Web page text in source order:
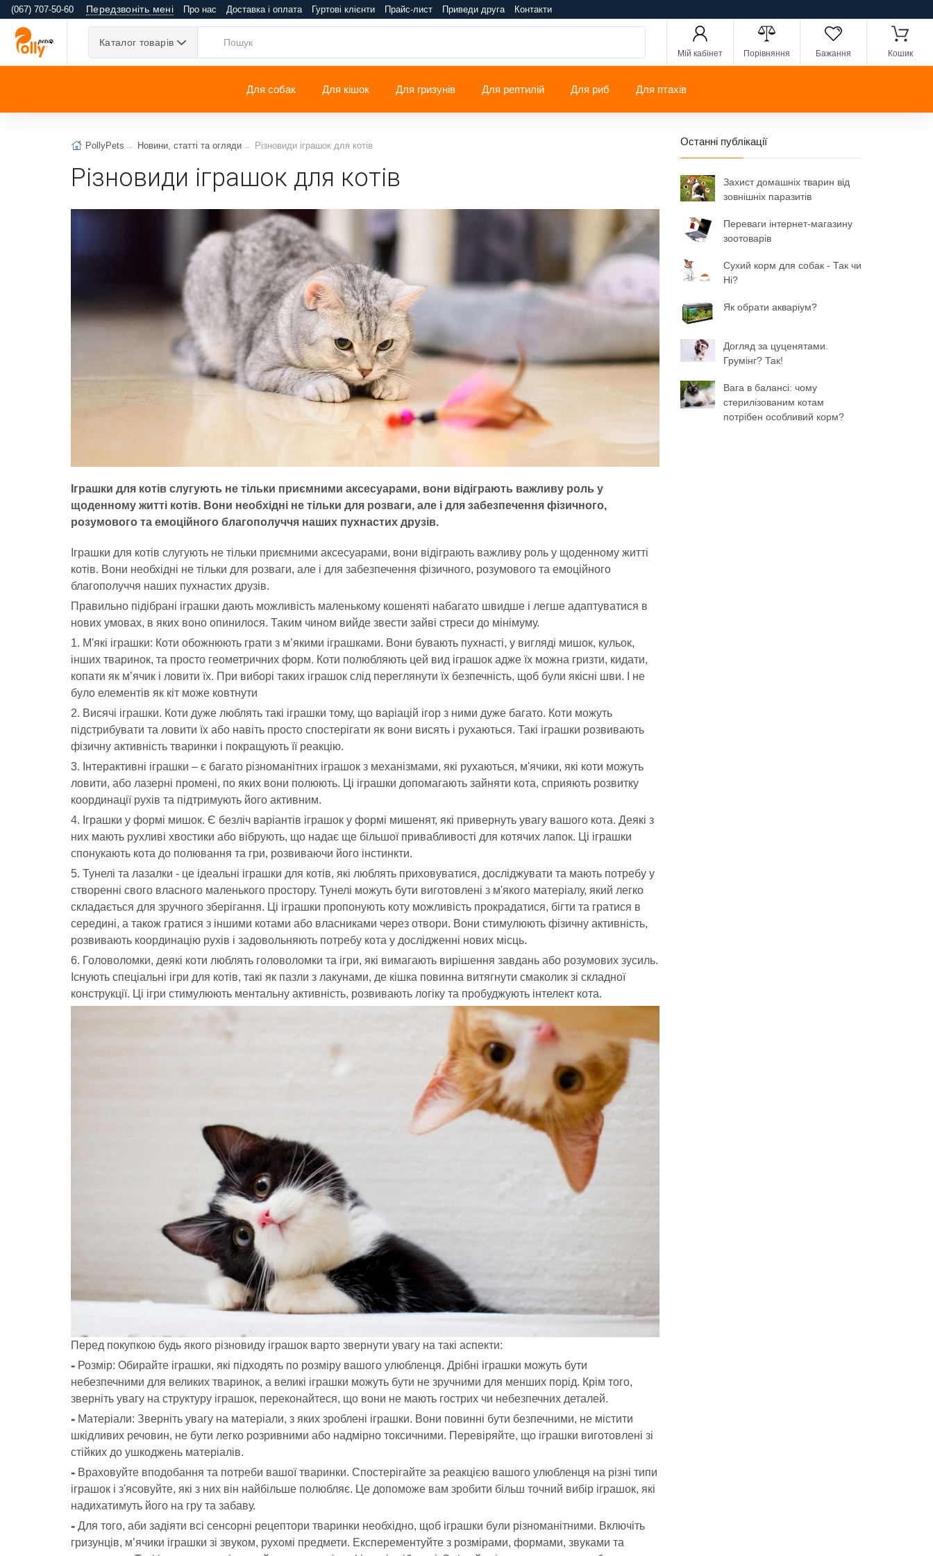
(067) 707-50-60 Передзвоніть мені Про нас Доставка і оплата Гуртові клієнти Прайс-лист Приведи друга Контакти
Каталог товарів
Мій кабінет Порівняння Бажання Кошик
Для собак Для кішок Для гризунів Для рептилій Для риб Для птахів
PollyPets Новини, статті та огляди Різновиди іграшок для котів
Різновиди іграшок для котів
Іграшки для котів слугують не тільки приємними аксесуарами, вони відіграють важливу роль у
щоденному житті котів. Вони необхідні не тільки для розваги, але і для забезпечення фізичного,
розумового та емоційного благополуччя наших пухнастих друзів.
Іграшки для котів слугують не тільки приємними аксесуарами, вони відіграють важливу роль у щоденному житті
котів. Вони необхідні не тільки для розваги, але і для забезпечення фізичного, розумового та емоційного
благополуччя наших пухнастих друзів.
Правильно підібрані іграшки дають можливість маленькому кошеняті набагато швидше і легше адаптуватися в
нових умовах, в яких воно опинилося. Таким чином вийде звести зайві стреси до мінімуму.
1. М'які іграшки: Коти обожнюють грати з м’якими іграшками. Вони бувають пухнасті, у вигляді мишок, кульок,
інших тваринок, та просто геометричних форм. Коти полюбляють цей вид іграшок адже їх можна гризти, кидати,
копати як м’ячик і ловити їх. При виборі таких іграшок слід переглянути їх безпечність, щоб були якісні шви. І не
було елементів як кіт може ковтнути
2. Висячі іграшки. Коти дуже люблять такі іграшки тому, що варіацій ігор з ними дуже багато. Коти можуть
підстрибувати та ловити їх або навіть просто спостерігати як вони висять і рухаються. Такі іграшки розвивають
фізичну активність тваринки і покращують її реакцію.
3. Інтерактивні іграшки – є багато різноманітних іграшок з механізмами, які рухаються, м'ячики, які коти можуть
ловити, або лазерні промені, по яких вони полюють. Ці іграшки допомагають зайняти кота, сприяють розвитку
координації рухів та підтримують його активним.
4. Іграшки у формі мишок. Є безліч варіантів іграшок у формі мишенят, які привернуть увагу вашого кота. Деякі з
них мають рухливі хвостики або вібрують, що надає ще більшої привабливості для котячих лапок. Ці іграшки
спонукають кота до полювання та гри, розвиваючи його інстинкти.
5. Тунелі та лазалки - це ідеальні іграшки для котів, які люблять приховуватися, досліджувати та мають потребу у
створенні свого власного маленького простору. Тунелі можуть бути виготовлені з м'якого матеріалу, який легко
складається для зручного зберігання. Ці іграшки пропонують коту можливість прокрадатися, бігти та гратися в
середині, а також гратися з іншими котами або власниками через отвори. Вони стимулюють фізичну активність,
розвивають координацію рухів і задовольняють потребу кота у дослідженні нових місць.
6. Головоломки, деякі коти люблять головоломки та ігри, які вимагають вирішення завдань або розумових зусиль.
Існують спеціальні ігри для котів, такі як пазли з лакунами, де кішка повинна витягнути смаколик зі складної
конструкції. Ці ігри стимулюють ментальну активність, розвивають логіку та пробуджують інтелект кота.
Перед покупкою будь якого різновиду іграшок варто звернути увагу на такі аспекти:
⁃ Розмір: Обирайте іграшки, які підходять по розміру вашого улюбленця. Дрібні іграшки можуть бути
небезпечними для великих тваринок, а великі іграшки можуть бути не зручними для менших порід. Крім того,
зверніть увагу на структуру іграшок, переконайтеся, що вони не мають гострих чи небезпечних деталей.
⁃ Матеріали: Зверніть увагу на матеріали, з яких зроблені іграшки. Вони повинні бути безпечними, не містити
шкідливих речовин, не бути легко розривними або надмірно токсичними. Перевіряйте, що іграшки виготовлені зі
стійких до ушкоджень матеріалів.
⁃ Враховуйте вподобання та потреби вашої тваринки. Спостерігайте за реакцією вашого улюбленця на різні типи
іграшок і з'ясовуйте, які з них він найбільше полюбляє. Це допоможе вам зробити більш точний вибір іграшок, які
надихатимуть його на гру та забаву.
⁃ Для того, аби задіяти всі сенсорні рецептори тваринки необхідно, щоб іграшки були різноманітними. Включіть
гризунців, м’ячики іграшки зі звуком, рухомі предмети. Експерементуйте з розмірами, формами, звуками та
Останні публікації
Захист домашніх тварин від
зовнішніх паразитів
Переваги інтернет-магазину
зоотоварів
Сухий корм для собак - Так чи
Ні?
Як обрати акваріум?
Догляд за цуценятами.
Грумінг? Так!
Вага в балансі: чому
стерилізованим котам
потрібен особливий корм?